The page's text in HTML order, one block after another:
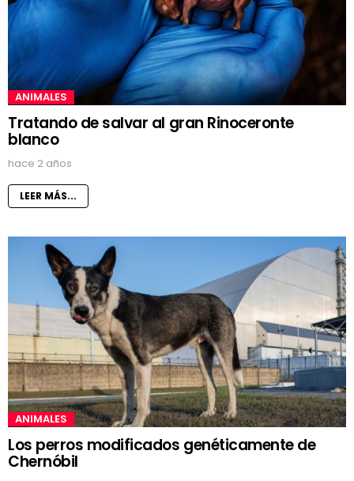
ANIMALES
Tratando de salvar al gran Rinoceronte
blanco
hace 2 años
LEER MÁS...
ANIMALES
Los perros modificados genéticamente de
Chernóbil